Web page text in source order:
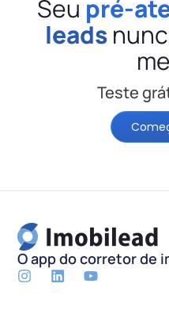
Seu pré-
leads
Teste
O app do corretor de